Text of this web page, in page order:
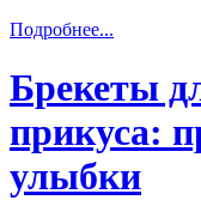
Подробнее...
Брекеты
прикуса:
улыбки